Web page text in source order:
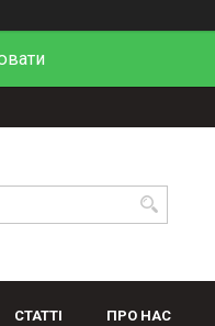
СТАТТІ ПРО НАС